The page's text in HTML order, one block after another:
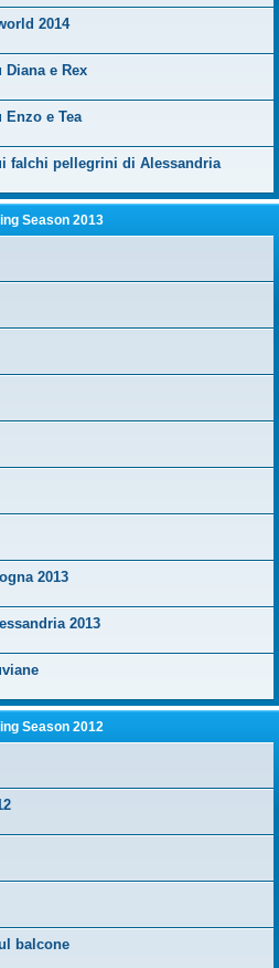
2014
e Rex
e Tea
falchi pellegrini di Alessandria
Season 2013
2013
2013
Season 2012
balcone